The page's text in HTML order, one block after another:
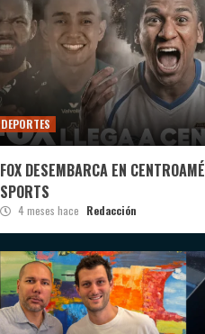
DEPORTES
FOX DESEMBARCA EN
SPORTS
4 meses hace Redacción